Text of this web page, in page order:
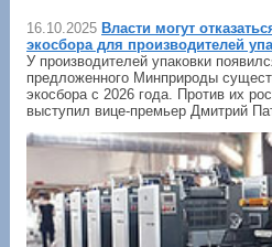
16.10.2025 Власти могут
экосбора для производителей
У производителей упаковки
предложенного Минприроды
экосбора с 2026 года. Против их
выступил вице-премьер Дмитрий